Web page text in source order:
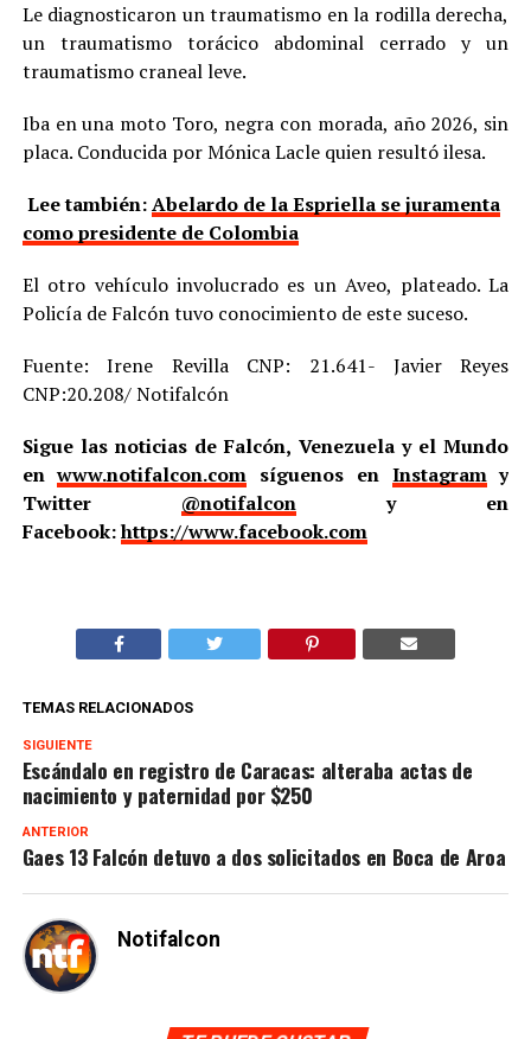
Le diagnosticaron un traumatismo en la rodilla derecha,
un traumatismo torácico abdominal cerrado y un
traumatismo craneal leve.
Iba en una moto Toro, negra con morada, año 2026, sin
placa. Conducida por Mónica Lacle quien resultó ilesa.
Lee también:Abelardo de la Espriella se juramenta
como presidente de Colombia
El otro vehículo involucrado es un Aveo, plateado. La
Policía de Falcón tuvo conocimiento de este suceso.
Fuente: Irene Revilla CNP: 21.641- Javier Reyes
CNP:20.208/ Notifalcón
Sigue las noticias de Falcón, Venezuela y el Mundo
enwww.notifalcon.com síguenos en Instagramy
Twitter @notifalcony en
Facebook:https://www.facebook.com
TEMAS RELACIONADOS
SIGUIENTE
Escándalo en registro de Caracas: alteraba actas de
nacimiento y paternidad por $250
ANTERIOR
Gaes 13 Falcón detuvo a dos solicitados en Boca de Aroa
Notifalcon